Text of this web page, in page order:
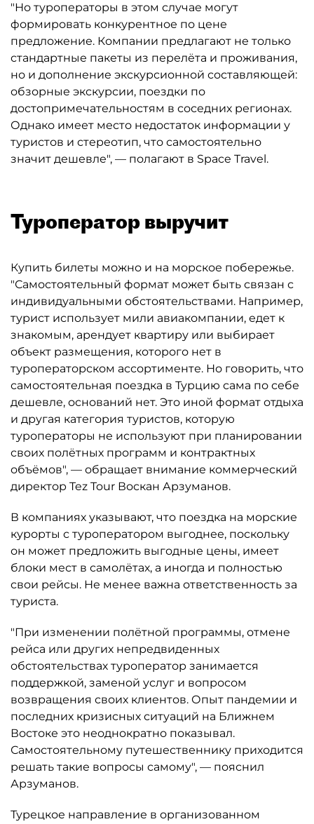
"Но туроператоры в этом случае могут
формировать конкурентное по цене
предложение. Компании предлагают не только
стандартные пакеты из перелёта и проживания,
но и дополнение экскурсионной составляющей:
обзорные экскурсии, поездки по
достопримечательностям в соседних регионах.
Однако имеет место недостаток информации у
туристов и стереотип, что самостоятельно
значит дешевле", — полагают в Space Travel.
Туроператор выручит
Купить билеты можно и на морское побережье.
"Самостоятельный формат может быть связан с
индивидуальными обстоятельствами. Например,
турист использует мили авиакомпании, едет к
знакомым, арендует квартиру или выбирает
объект размещения, которого нет в
туроператорском ассортименте. Но говорить, что
самостоятельная поездка в Турцию сама по себе
дешевле, оснований нет. Это иной формат отдыха
и другая категория туристов, которую
туроператоры не используют при планировании
своих полётных программ и контрактных
объёмов", — обращает внимание коммерческий
директор Tez Tour Воскан Арзуманов.
В компаниях указывают, что поездка на морские
курорты с туроператором выгоднее, поскольку
он может предложить выгодные цены, имеет
блоки мест в самолётах, а иногда и полностью
свои рейсы. Не менее важна ответственность за
туриста.
"При изменении полётной программы, отмене
рейса или других непредвиденных
обстоятельствах туроператор занимается
поддержкой, заменой услуг и вопросом
возвращения своих клиентов. Опыт пандемии и
последних кризисных ситуаций на Ближнем
Востоке это неоднократно показывал.
Самостоятельному путешественнику приходится
решать такие вопросы самому", — пояснил
Арзуманов.
Турецкое направление в организованном